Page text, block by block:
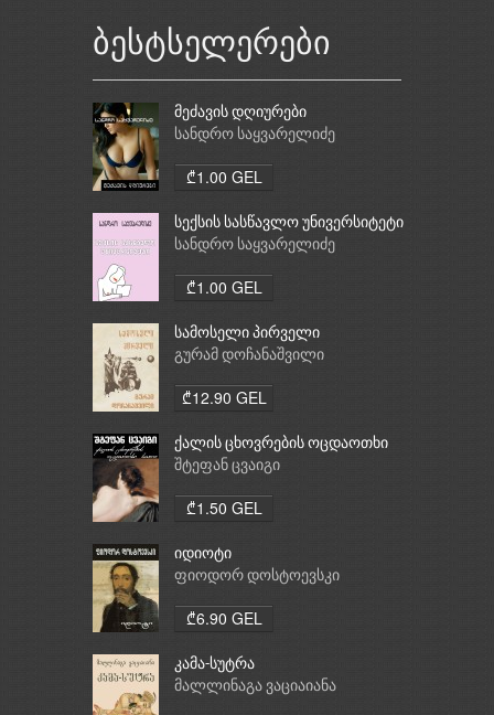
ბესტსელერები
მეძავის დღიურები
სანდრო საყვარელიძე
₾1.00 GEL
სექსის სასწავლო უნივერსიტეტი
სანდრო საყვარელიძე
₾1.00 GEL
სამოსელი პირველი
გურამ დოჩანაშვილი
₾12.90 GEL
ქალის ცხოვრების ოცდაოთხი
საათი
შტეფან ცვაიგი
₾1.50 GEL
იდიოტი
ფიოდორ დოსტოევსკი
₾6.90 GEL
კამა-სუტრა
მალლინაგა ვაციაიანა